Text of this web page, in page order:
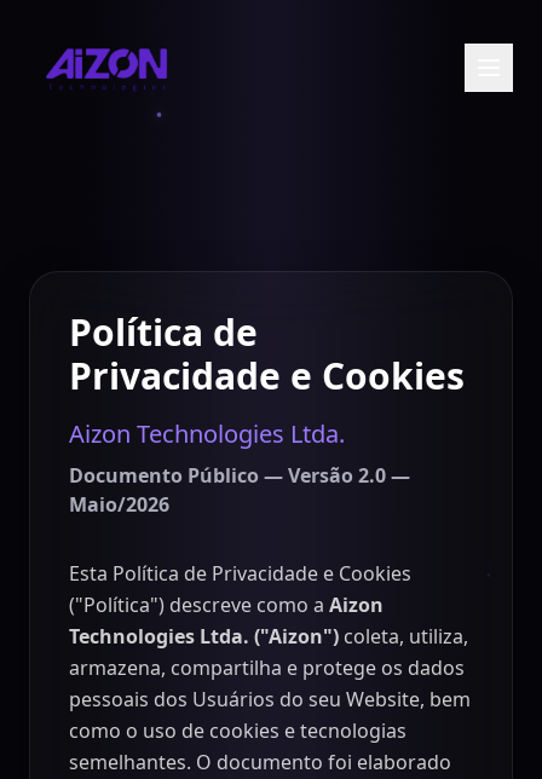
Entre em contato
Política de
Privacidade e Cookies
Aizon Technologies Ltda.
Documento Público — Versão 2.0 —
Maio/2026
Esta Política de Privacidade e Cookies
("Política") descreve como a Aizon
Technologies Ltda. ("Aizon") coleta, utiliza,
armazena, compartilha e protege os dados
pessoais dos Usuários do seu Website, bem
como o uso de cookies e tecnologias
semelhantes. O documento foi elaborado